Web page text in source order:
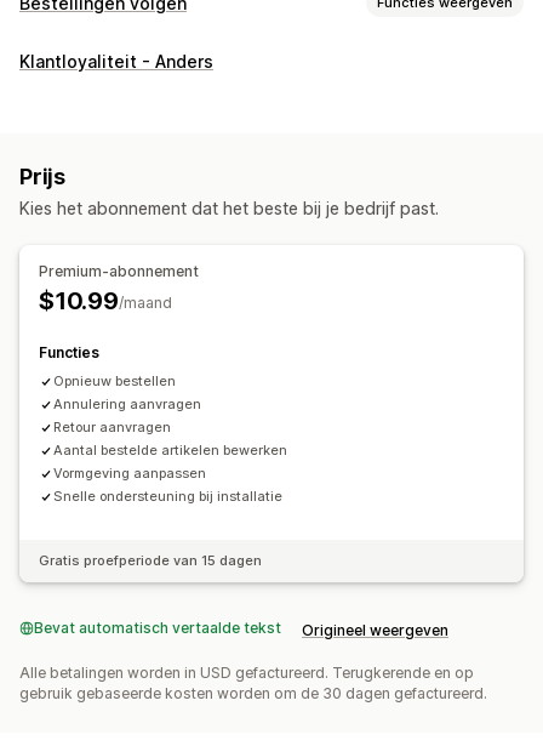
Tracking
Aangepaste meldingen
Klantloyaliteit - Anders
Prijs
Kies het abonnement dat het beste bij je bedrijf past.
Premium-abonnement
$10.99/maand
Functies
Opnieuw bestellen
Annulering aanvragen
Retour aanvragen
Aantal bestelde artikelen bewerken
Vormgeving aanpassen
Snelle ondersteuning bij installatie
Gratis proefperiode van 15 dagen
Bevat automatisch vertaalde tekst Origineel weergeven
Alle betalingen worden in USD gefactureerd. Terugkerende en op
gebruik gebaseerde kosten worden om de 30 dagen gefactureerd.